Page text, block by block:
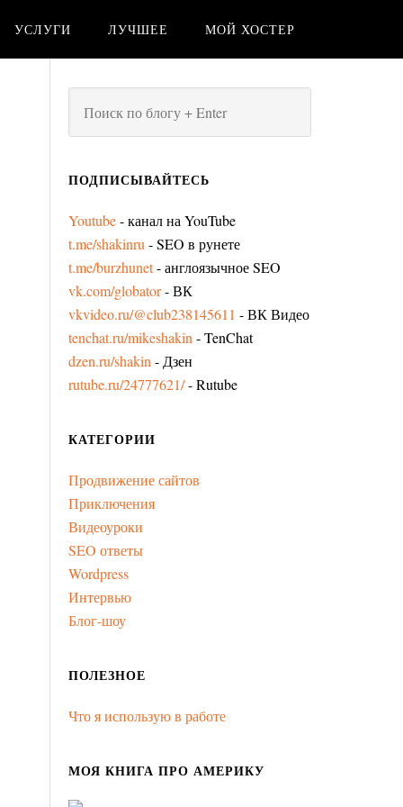
УСЛУГИ ЛУЧШЕЕ МОЙ ХОСТЕР
ПОДПИСЫВАЙТЕСЬ
Youtube- канал на YouTube
t.me/shakinru - SEO в рунете
t.me/burzhunet- англоязычное SEO
vk.com/globator- ВК
vkvideo.ru/@club238145611 - ВК Видео
tenchat.ru/mikeshakin - TenChat
dzen.ru/shakin - Дзен
rutube.ru/24777621/- Rutube
КАТЕГОРИИ
Продвижение сайтов
Приключения
Видеоуроки
SEO ответы
Wordpress
Интервью
Блог-шоу
ПОЛЕЗНОЕ
Что я использую в работе
МОЯ КНИГА ПРО АМЕРИКУ